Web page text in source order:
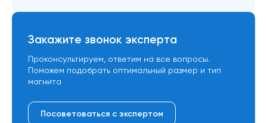
Закажите звонок эксперта
Проконсультируем, ответим на все вопросы.
Поможем подобрать оптимальный размер и тип
магнита
Посоветоваться с экспертом